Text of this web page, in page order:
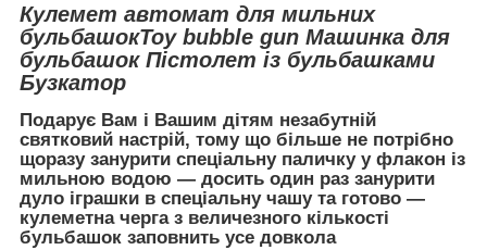
Кулемет автомат для мильних
бульбашокToy bubble gun Машинка для
бульбашок Пістолет із бульбашками
Бузкатор
Подарує Вам і Вашим дітям незабутній
святковий настрій, тому що більше не потрібно
щоразу занурити спеціальну паличку у флакон із
мильною водою — досить один раз занурити
дуло іграшки в спеціальну чашу та готово —
кулеметна черга з величезного кількості
бульбашок заповнить усе довкола